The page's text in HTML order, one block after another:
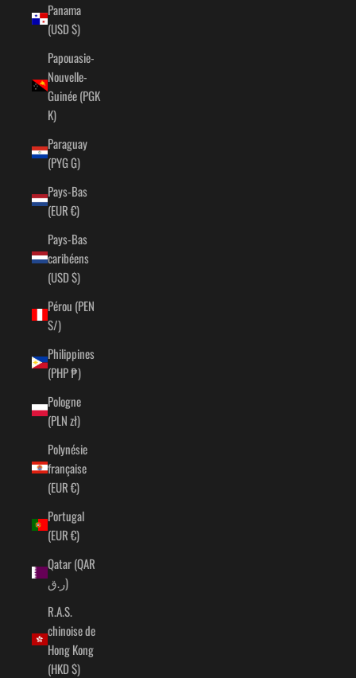
Panama
(USD $)
Papouasie-
Nouvelle-
Guinée (PGK
K)
Paraguay
(PYG ₲)
Pays-Bas
(EUR €)
Pays-Bas
caribéens
(USD $)
Pérou (PEN
S/)
Philippines
(PHP ₱)
Pologne
(PLN zł)
Polynésie
française
(EUR €)
Portugal
(EUR €)
Qatar (QAR
ر.ق)
R.A.S.
chinoise de
Hong Kong
(HKD $)